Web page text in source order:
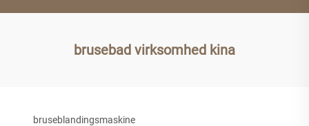
brusebad virksomhed kina
bruseblandingsmaskine